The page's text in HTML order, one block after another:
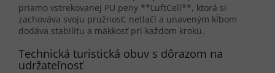
priamo vstrekovanej PU peny **LuftCell**, ktorá si
zachováva svoju pružnosť, netlačí a unaveným kĺbom
dodáva stabilitu a mäkkosť pri každom kroku.
Technická turistická obuv s dôrazom na
udržateľnosť